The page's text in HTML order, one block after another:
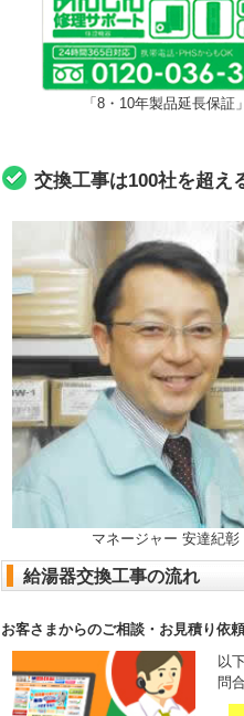
「8・10年製品延長保証」
交換工事は100社を超え
マネージャー 安達紀彰
給湯器交換工事の流れ
お客さまからのご相談・お見積り依頼
以
問